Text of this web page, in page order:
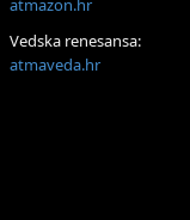
sistemskih
tijelo, duh i um
atmazon.hr
Vedska renesansa:
atmaveda.hr